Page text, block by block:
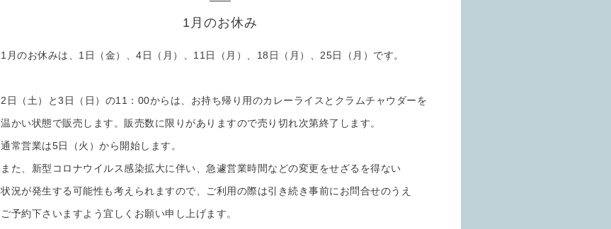
1月のお休み
1月のお休みは、1日（金）、4日（月）、11日（月）、18日（月）、25日（月）です。
2日（土）と3日（日）の11：00からは、お持ち帰り用のカレーライスとクラムチャウダーを
温かい状態で販売します。販売数に限りがありますので売り切れ次第終了します。
通常営業は5日（火）から開始します。
また、新型コロナウイルス感染拡大に伴い、急遽営業時間などの変更をせざるを得ない
状況が発生する可能性も考えられますので、ご利用の際は引き続き事前にお問合せのうえ
ご予約下さいますよう宜しくお願い申し上げます。